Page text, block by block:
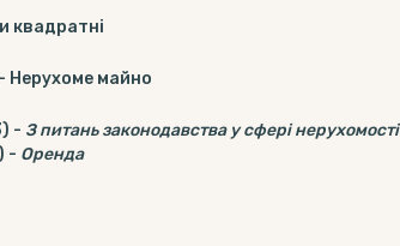
квадратні
- Нерухоме майно
- З питань законодавства у сфері нерухомості
- Оренда